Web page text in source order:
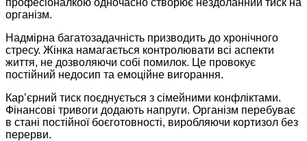
організм.
Надмірна багатозадачність призводить до хронічного
стресу. Жінка намагається контролювати всі аспекти
життя, не дозволяючи собі помилок. Це провокує
постійний недосип та емоційне вигорання.
Кар’єрний тиск поєднується з сімейними конфліктами.
Фінансові тривоги додають напруги. Організм перебуває
в стані постійної боєготовності, виробляючи кортизол без
перерви.